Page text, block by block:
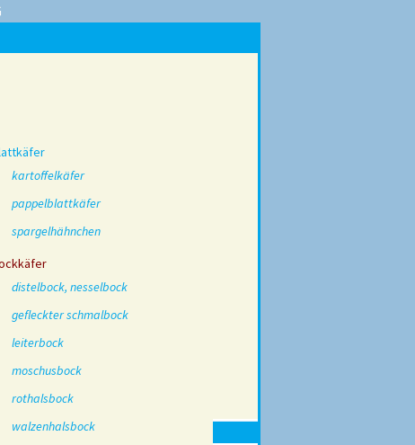
kartoffelkäfer
pappelblattkäfer
spargelhähnchen
distelbock, nesselbock
gefleckter schmalbock
leiterbock
moschusbock
rothalsbock
walzenhalsbock